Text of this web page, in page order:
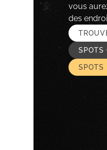
vous
des
SPOTS
SPOTS